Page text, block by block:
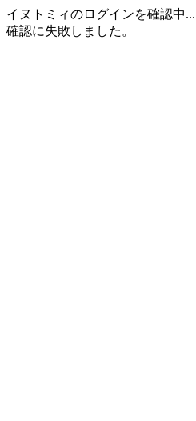
イヌトミィのログインを確認中...
確認に失敗しました。